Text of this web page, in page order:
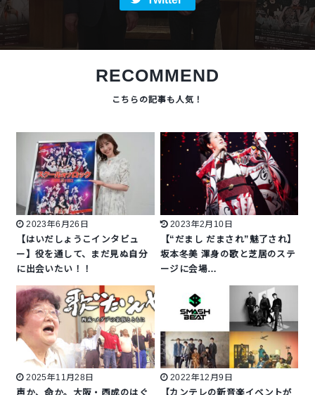
RECOMMEND
2023年6月26日
【はいだしょうこインタビュ
ー】役を通して、まだ見ぬ自分
に出会いたい！！
2023年2月10日
【“だまし だまされ”魅了され】
坂本冬美 渾身の歌と芝居のステ
ージに会場…
2025年11月28日
声か、命か。大阪・西成のはぐ
2022年12月9日
【カンテレの新音楽イベントが